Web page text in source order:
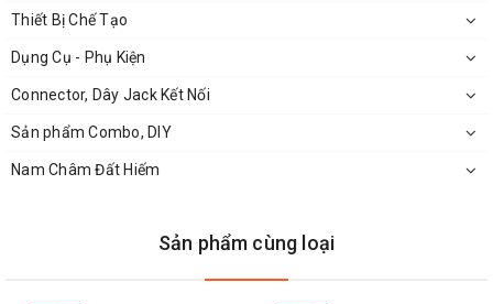
Thiết Bị Chế Tạo
Dụng Cụ - Phụ Kiện
Connector, Dây Jack Kết Nối
Sản phẩm Combo, DIY
Nam Châm Đất Hiếm
Sản phẩm cùng loại